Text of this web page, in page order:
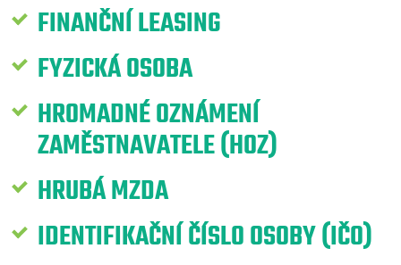
FINANČNÍ LEASING
FYZICKÁ OSOBA
HROMADNÉ OZNÁMENÍ
ZAMĚSTNAVATELE (HOZ)
HRUBÁ MZDA
IDENTIFIKAČNÍ ČÍSLO OSOBY (IČO)